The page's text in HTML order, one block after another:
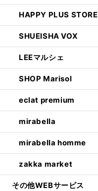
HAPPY PLUS STORE
SHUEISHA VOX
LEEマルシェ
SHOP Marisol
eclat premium
mirabella
mirabella homme
zakka market
その他WEBサービス